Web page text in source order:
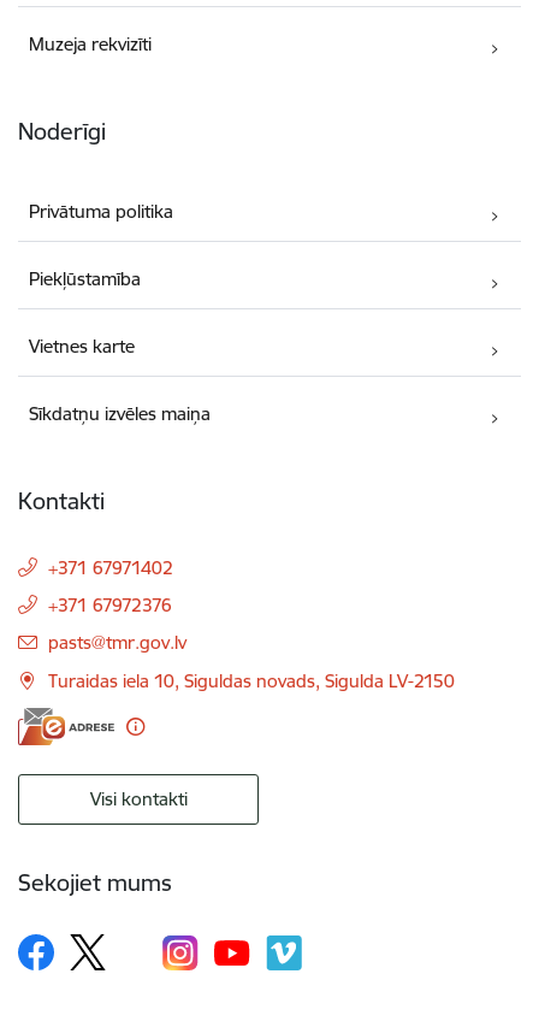
Muzeja rekvizīti
Noderīgi
Privātuma politika
Piekļūstamība
Vietnes karte
Sīkdatņu izvēles maiņa
Kontakti
+371 67971402
+371 67972376
E-pasts:
pasts@tmr.gov.lv
Turaidas iela 10, Siguldas novads, Sigulda LV-2150
Visi kontakti
Sekojiet mums